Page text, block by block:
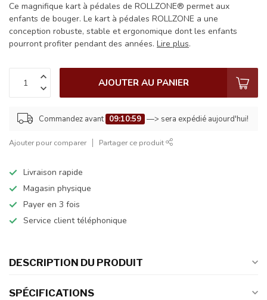
Ce magnifique kart à pédales de ROLLZONE® permet aux
enfants de bouger. Le kart à pédales ROLLZONE a une
conception robuste, stable et ergonomique dont les enfants
pourront profiter pendant des années. Lire plus.
AJOUTER AU PANIER
Commandez avant 09:10:59 —> sera expédié aujourd'hui!
Ajouter pour comparer Partager ce produit
Livraison rapide
Magasin physique
Payer en 3 fois
Service client téléphonique
DESCRIPTION DU PRODUIT
SPÉCIFICATIONS